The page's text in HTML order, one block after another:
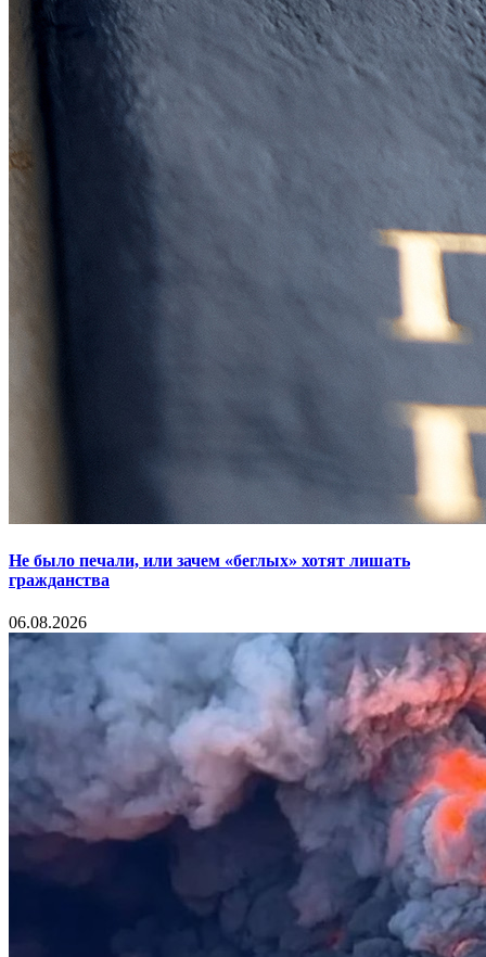
Не было печали, или зачем «беглых» хотят лишать
гражданства
06.08.2026